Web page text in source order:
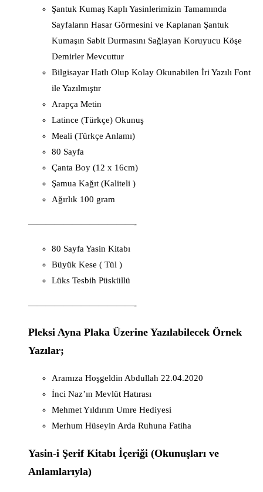
Şantuk Kumaş Kaplı Yasinlerimizin Tamamında
Sayfaların Hasar Görmesini ve Kaplanan Şantuk
Kumaşın Sabit Durmasını Sağlayan Koruyucu Köşe
Demirler Mevcuttur
Bilgisayar Hatlı Olup Kolay Okunabilen İri Yazılı Font
ile Yazılmıştır
Arapça Metin
Latince (Türkçe) Okunuş
Meali (Türkçe Anlamı)
80 Sayfa
Çanta Boy (12 x 16cm)
Şamua Kağıt (Kaliteli )
Ağırlık 100 gram
————————————-
80 Sayfa Yasin Kitabı
Büyük Kese ( Tül )
Lüks Tesbih Püsküllü
————————————-
Pleksi Ayna Plaka Üzerine Yazılabilecek Örnek
Yazılar;
Aramıza Hoşgeldin Abdullah 22.04.2020
İnci Naz’ın Mevlüt Hatırası
Mehmet Yıldırım Umre Hediyesi
Merhum Hüseyin Arda Ruhuna Fatiha
Yasin-i Şerif Kitabı İçeriği (Okunuşları ve
Anlamlarıyla)